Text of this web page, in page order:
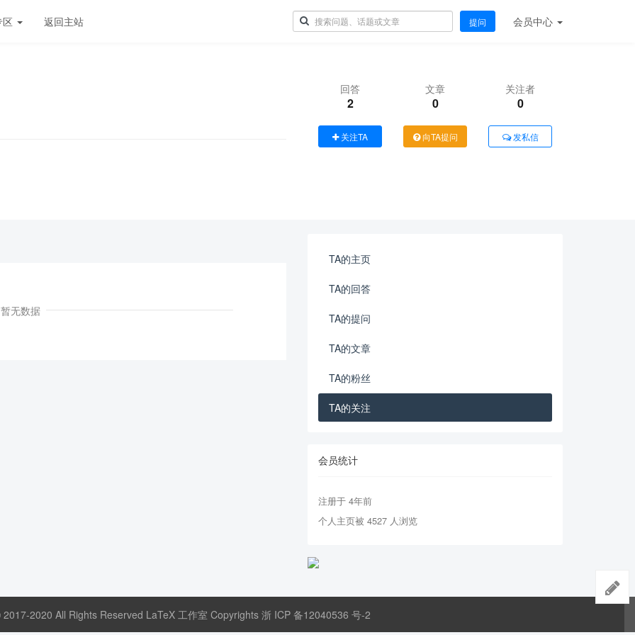
区 返回主站 提问 会员中心
回答
2
文章
0
关注者
0
关注TA 向TA提问 发私信
暂无数据
TA的主页
TA的回答
TA的提问
TA的文章
TA的粉丝
TA的关注
会员统计
注册于 4年前
个人主页被 4527 人浏览
2020 All Rights Reserved LaTeX 工作室 Copyrights 浙 ICP 备12040536 号-2